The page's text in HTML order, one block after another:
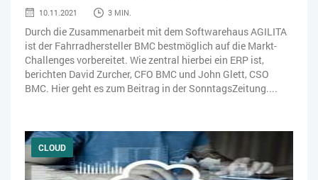
10.11.2021 3 MIN.
Durch die Zusammenarbeit mit dem Softwarehaus AGILITA
ist der Fahrradhersteller BMC bestmöglich auf die Markt-
Challenges vorbereitet. Wie zentral hierbei ein ERP ist,
berichten David Zurcher, CFO BMC und John Glett, CSO
BMC. Hier geht es zum Beitrag in der SonntagsZeitung....
CLOUD